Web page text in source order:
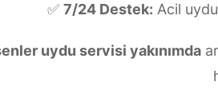
✅ 7/24 Destek: Acil
uydu servisi yakınımda